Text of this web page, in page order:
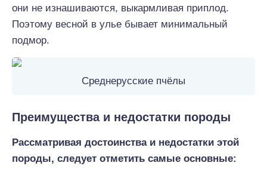
они не изнашиваются, выкармливая приплод.
Поэтому весной в улье бывает минимальный
подмор.
Среднерусские пчёлы
Преимущества и недостатки породы
Рассматривая достоинства и недостатки этой
породы, следует отметить самые основные: